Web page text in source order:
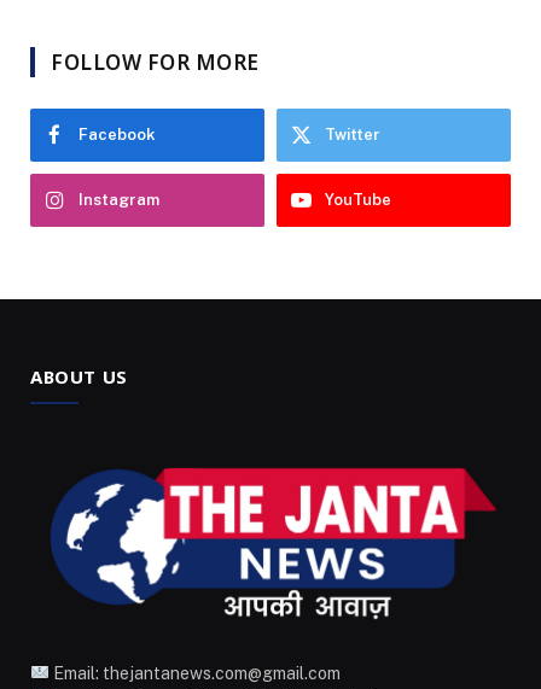
FOLLOW FOR MORE
Facebook Twitter
Instagram YouTube
ABOUT US
Email: thejantanews.com@gmail.com